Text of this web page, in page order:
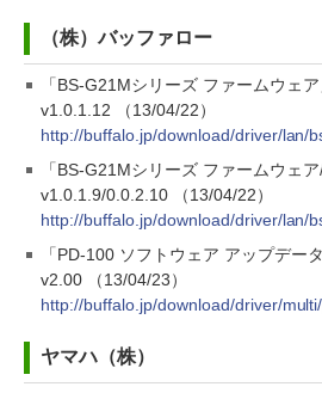
（株）バッファロー
「BS-G21Mシリーズ ファームウェア
v1.0.1.12 （13/04/22）
http://buffalo.jp/download/driver/lan/
「BS-G21Mシリーズ ファームウェア
v1.0.1.9/0.0.2.10 （13/04/22）
http://buffalo.jp/download/driver/lan/
「PD-100 ソフトウェア アップデー
v2.00 （13/04/23）
http://buffalo.jp/download/driver/
ヤマハ（株）